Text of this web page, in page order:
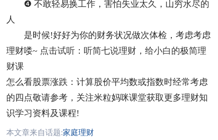
❹ 不敢轻易换工作，害怕失业太久，山穷水尽的
人
是时候!好好为你的财务状况做次体检，考虑考虑
理财喽~ 点击试听：听简七说理财，给小白的极简理
财课
怎么看股票涨跌：计算股价平均数或指数时经常考虑
的四点敬请参考，关注米粒妈咪课堂获取更多理财知
识学习资料及课程!
本文章来自话题:家庭理财